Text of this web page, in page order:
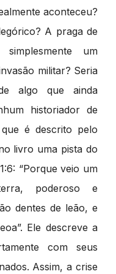
aconteceu?
A praga de
um
militar? Seria
algo que ainda
historiador de
é descrito pelo
livro uma pista do
“Porque veio um
poderoso e
dentes de leão, e
Ele descreve a
com seus
Assim, a crise